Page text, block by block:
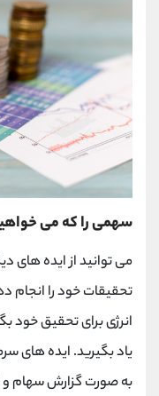
سهمی را که می
می توانید از ایده های
تحقیقات خود را انجام
انرژی برای تحقیق خود
یاد بگیرید. ایده های
به صورت گزارش سهام و